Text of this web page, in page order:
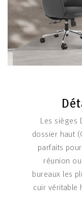
Les sièges
dossier haut
parfaits
réunion
bureaux les
cuir véritable